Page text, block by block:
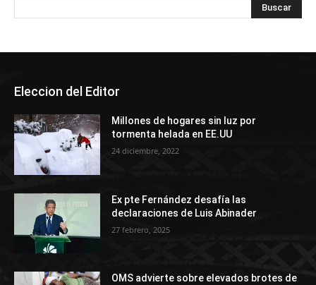
Eleccion del Editor
Millones de hogares sin luz por
tormenta helada en EE.UU
24 diciembre, 2022
Ex pte Fernández desafía las
declaraciones de Luis Abinader
27 febrero, 2025
OMS advierte sobre elevados brotes de